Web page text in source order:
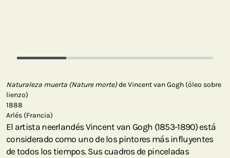
Naturaleza muerta (Nature morte)de Vincent van Gogh (óleo sobre
lienzo)
1888
Arlés (Francia)
El artista neerlandés Vincent van Gogh (1853-1890) está
considerado como uno de los pintores más influyentes
de todos los tiempos. Sus cuadros de pinceladas